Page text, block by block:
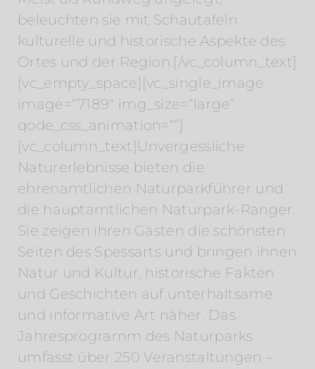
beleuchten sie mit Schautafeln
kulturelle und historische Aspekte des
Ortes und der Region.[/vc_column_text]
[vc_empty_space][vc_single_image
image=“7189″ img_size=“large“
qode_css_animation=““]
[vc_column_text]Unvergessliche
Naturerlebnisse bieten die
ehrenamtlichen Naturparkführer und
die hauptamtlichen Naturpark-Ranger.
Sie zeigen ihren Gästen die schönsten
Seiten des Spessarts und bringen ihnen
Natur und Kultur, historische Fakten
und Geschichten auf unterhaltsame
und informative Art näher. Das
Jahresprogramm des Naturparks
umfasst über 250 Veranstaltungen –